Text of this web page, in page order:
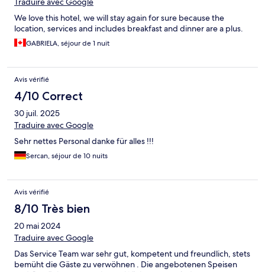
We love this hotel, we will stay again for sure because the
location, services and includes breakfast and dinner are a plus.
GABRIELA, séjour de 1 nuit
Avis vérifié
4/10 Correct
30 juil. 2025
Traduire avec Google
Sehr nettes Personal danke für alles !!!
Sercan, séjour de 10 nuits
Avis vérifié
8/10 Très bien
20 mai 2024
Traduire avec Google
Das Service Team war sehr gut, kompetent und freundlich, stets
bemüht die Gäste zu verwöhnen . Die angebotenen Speisen